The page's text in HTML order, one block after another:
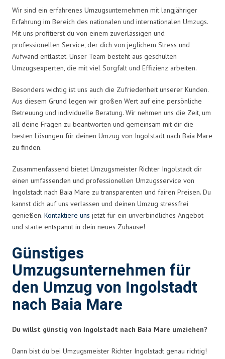
Wir sind ein erfahrenes Umzugsunternehmen mit langjähriger
Erfahrung im Bereich des nationalen und internationalen Umzugs.
Mit uns profitierst du von einem zuverlässigen und
professionellen Service, der dich von jeglichem Stress und
Aufwand entlastet. Unser Team besteht aus geschulten
Umzugsexperten, die mit viel Sorgfalt und Effizienz arbeiten.
Besonders wichtig ist uns auch die Zufriedenheit unserer Kunden.
Aus diesem Grund legen wir großen Wert auf eine persönliche
Betreuung und individuelle Beratung. Wir nehmen uns die Zeit, um
all deine Fragen zu beantworten und gemeinsam mit dir die
besten Lösungen für deinen Umzug von Ingolstadt nach Baia Mare
zu finden.
Zusammenfassend bietet Umzugsmeister Richter Ingolstadt dir
einen umfassenden und professionellen Umzugsservice von
Ingolstadt nach Baia Mare zu transparenten und fairen Preisen. Du
kannst dich auf uns verlassen und deinen Umzug stressfrei
genießen. Kontaktiere uns jetzt für ein unverbindliches Angebot
und starte entspannt in dein neues Zuhause!
Günstiges
Umzugsunternehmen für
den Umzug von Ingolstadt
nach Baia Mare
Du willst günstig von Ingolstadt nach Baia Mare umziehen?
Dann bist du bei Umzugsmeister Richter Ingolstadt genau richtig!